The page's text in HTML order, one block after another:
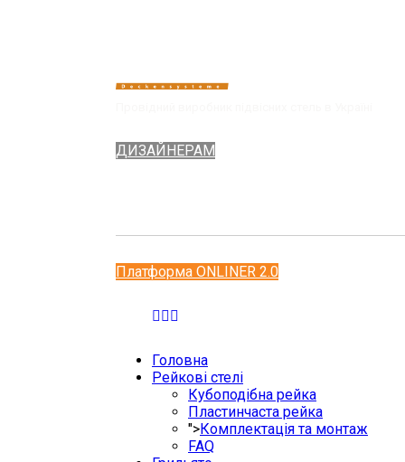
ДИЗАЙНЕРАМ
Платформа ONLINER 2.0
Головна
Рейкові стелі
Кубоподібна рейка
Пластинчаста рейка
">Комплектація та монтаж
FAQ